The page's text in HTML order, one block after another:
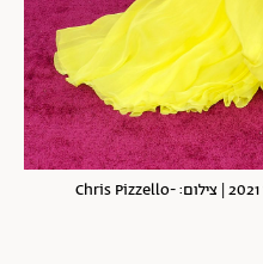
זנדאיה בשמלה של ולנטינו, טקס האוסקר 2021 | צילום: Chris Pizzello-